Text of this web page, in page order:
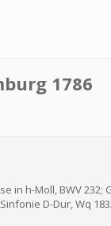
1786
in h-Moll, BWV
D-Dur, Wq